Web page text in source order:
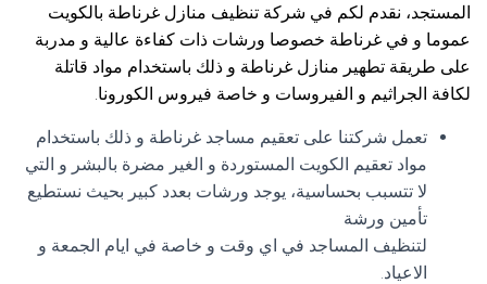
المستجد، نقدم لكم في شركة تنظيف منازل غرناطة بالكويت
عموما و في غرناطة خصوصا ورشات ذات كفاءة عالية و مدربة
على طريقة تطهير منازل غرناطة و ذلك باستخدام مواد قاتلة
لكافة الجراثيم و الفيروسات و خاصة فيروس الكورونا.
تعمل شركتنا على تعقيم مساجد غرناطة و ذلك باستخدام
مواد تعقيم الكويت المستوردة و الغير مضرة بالبشر و التي
لا تتسبب بحساسية، يوجد ورشات بعدد كبير بحيث نستطيع
تأمين ورشة
لتنظيف المساجد في اي وقت و خاصة في ايام الجمعة و
الاعياد.